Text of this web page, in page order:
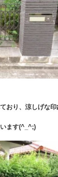
おり、涼しげな印
ます(^_^;)